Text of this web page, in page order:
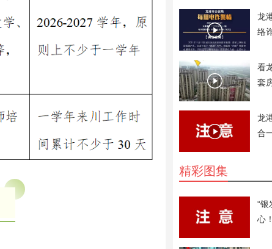
龙
络
看
套
龙
合
精彩图集
“银
心